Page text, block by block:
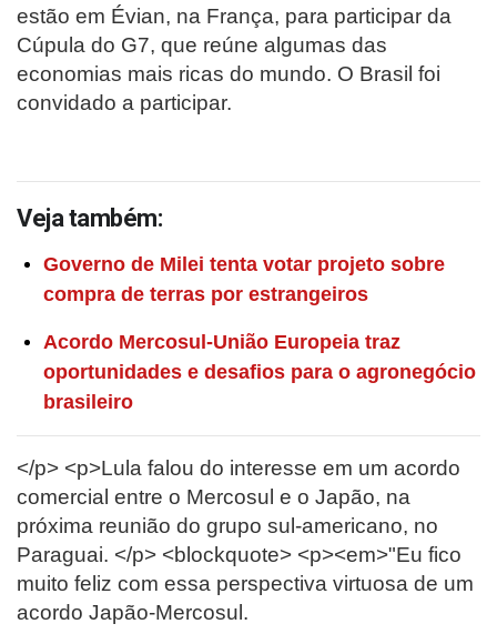
estão em Évian, na França, para participar da
Cúpula do G7, que reúne algumas das
economias mais ricas do mundo. O Brasil foi
convidado a participar.
Veja também:
Governo de Milei tenta votar projeto sobre
compra de terras por estrangeiros
Acordo Mercosul-União Europeia traz
oportunidades e desafios para o agronegócio
brasileiro
</p> <p>Lula falou do interesse em um acordo
comercial entre o Mercosul e o Japão, na
próxima reunião do grupo sul-americano, no
Paraguai. </p> <blockquote> <p><em>"Eu fico
muito feliz com essa perspectiva virtuosa de um
acordo Japão-Mercosul.